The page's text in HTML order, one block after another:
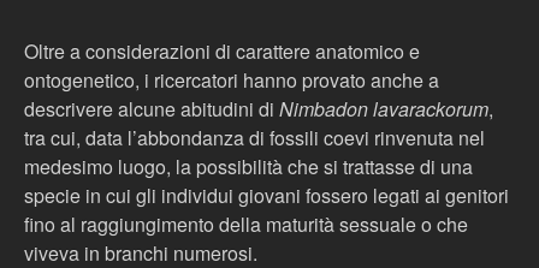
Oltre a considerazioni di carattere anatomico e
ontogenetico, i ricercatori hanno provato anche a
descrivere alcune abitudini di Nimbadon lavarackorum,
tra cui, data l’abbondanza di fossili coevi rinvenuta nel
medesimo luogo, la possibilità che si trattasse di una
specie in cui gli individui giovani fossero legati ai genitori
fino al raggiungimento della maturità sessuale o che
viveva in branchi numerosi.